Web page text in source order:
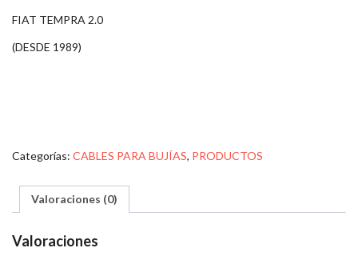
FIAT TEMPRA 2.0
(DESDE 1989)
Categorías: CABLES PARA BUJÍAS, PRODUCTOS
Valoraciones (0)
Valoraciones